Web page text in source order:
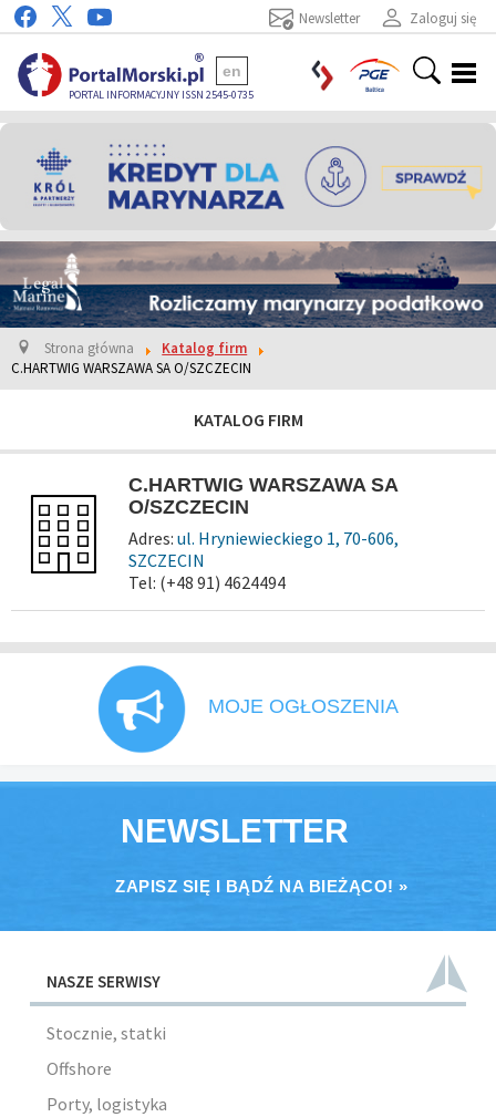
Zaloguj się
Newsletter
PORTAL INFORMACYJNY ISSN 2545-0735
en
Strona główna
Katalog firm
C.HARTWIG WARSZAWA SA O/SZCZECIN
KATALOG FIRM
C.HARTWIG WARSZAWA SA
O/SZCZECIN
Adres: ul. Hryniewieckiego 1, 70-606,
SZCZECIN
Tel: (+48 91) 4624494
MOJE OGŁOSZENIA
NEWSLETTER
ZAPISZ SIĘ I BĄDŹ NA BIEŻĄCO! »
NASZE SERWISY
Stocznie, statki
Offshore
Porty, logistyka